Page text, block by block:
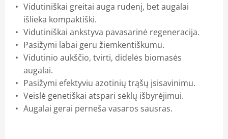
Vidutiniškai greitai auga rudenį, bet augalai
išlieka kompaktiški.
Vidutiniškai ankstyva pavasarinė regeneracija.
Pasižymi labai geru žiemkentiškumu.
Vidutinio aukščio, tvirti, didelės biomasės
augalai.
Pasižymi efektyviu azotinių trąšų įsisavinimu.
Veislė genetiškai atspari sėklų išbyrėjimui.
Augalai gerai perneša vasaros sausras.